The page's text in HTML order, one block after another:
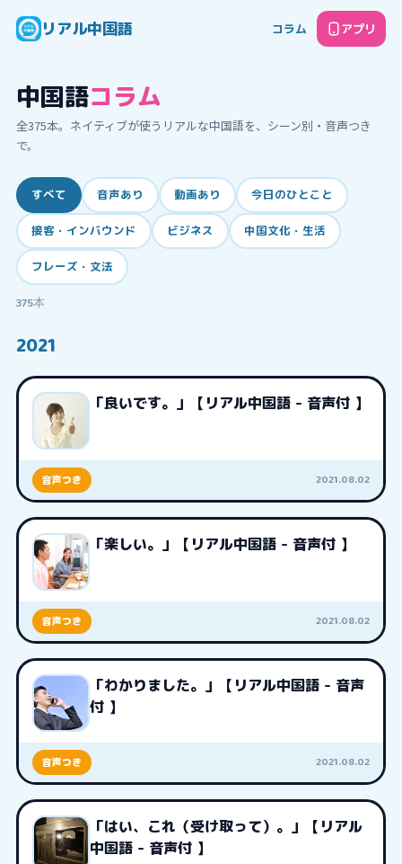
リアル中国語 コラム アプリ
中国語コラム
全375本。ネイティブが使うリアルな中国語を、シーン別・音声つき
で。
すべて 音声あり 動画あり 今日のひとこと
接客・インバウンド ビジネス 中国文化・生活
フレーズ・文法
375本
2021
「良いです。」【リアル中国語 - 音声付 】
音声つき 2021.08.02
「楽しい。」【リアル中国語 - 音声付 】
音声つき 2021.08.02
「わかりました。」【リアル中国語 - 音声
付 】
音声つき 2021.08.02
「はい、これ（受け取って）。」【リアル
中国語 - 音声付 】